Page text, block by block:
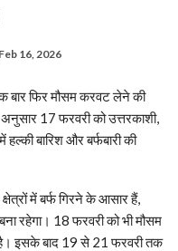
Feb 16, 2026
बार फिर मौसम करवट लेने की
17 फरवरी को उत्तरकाशी,
हल्की बारिश और बर्फबारी की
में बर्फ गिरने के आसार हैं,
रहेगा। 18 फरवरी को भी मौसम
है। इसके बाद 19 से 21 फरवरी तक